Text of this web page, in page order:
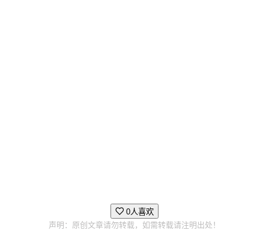
0人喜欢
声明：原创文章请勿转载，如需转载请注明出处！